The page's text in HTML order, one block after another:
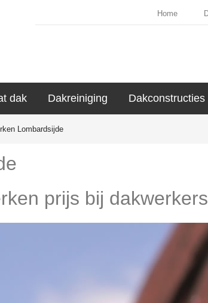
Home
dak Dakreiniging Dakconstructies
Lombardsijde
prijs bij